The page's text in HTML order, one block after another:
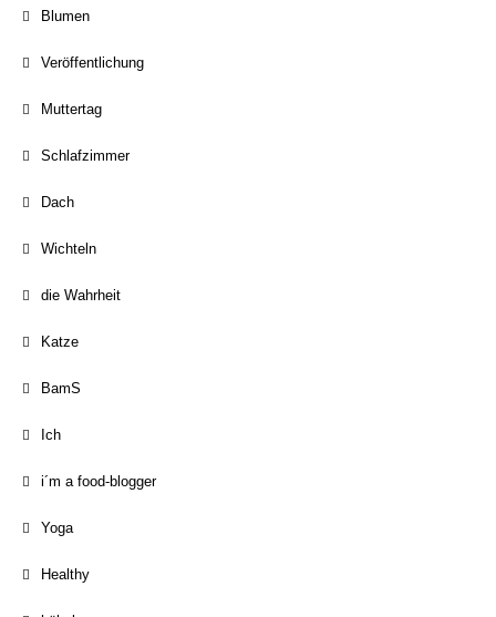
Blumen
Veröffentlichung
Muttertag
Schlafzimmer
Dach
Wichteln
die Wahrheit
Katze
BamS
Ich
i´m a food-blogger
Yoga
Healthy